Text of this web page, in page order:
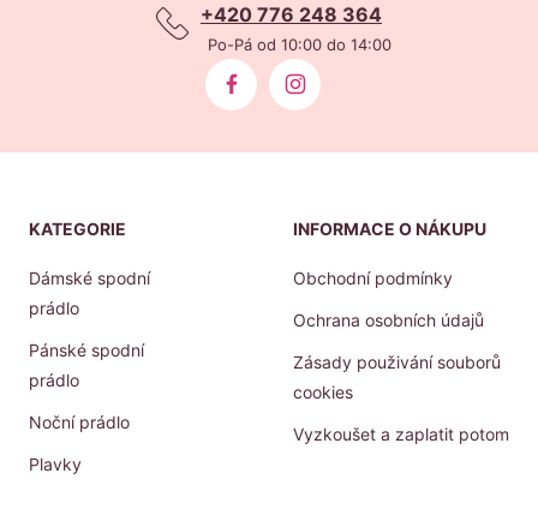
+420 776 248 364
Po-Pá od 10:00 do 14:00
KATEGORIE
Dámské spodní
prádlo
Pánské spodní
prádlo
Noční prádlo
Plavky
INFORMACE O NÁKUPU
Obchodní podmínky
Ochrana osobních údajů
Zásady použivání souborů
cookies
Vyzkoušet a zaplatit potom